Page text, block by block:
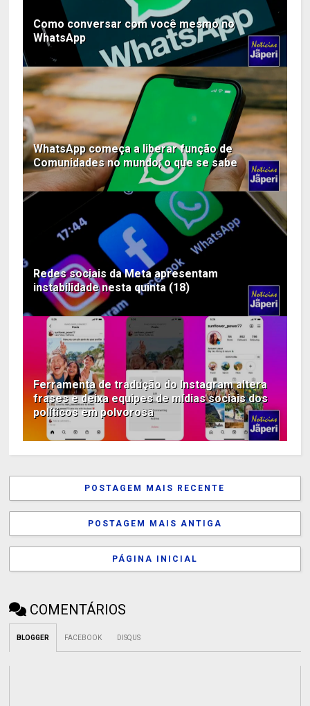
Como conversar com você mesmo no
WhatsApp
WhatsApp começa a liberar função de
Comunidades no mundo; o que se sabe
Redes sociais da Meta apresentam
instabilidade nesta quinta (18)
Ferramenta de tradução do Instagram altera
frases e deixa equipes de mídias sociais dos
políticos em polvorosa
POSTAGEM MAIS RECENTE
POSTAGEM MAIS ANTIGA
PÁGINA INICIAL
COMENTÁRIOS
BLOGGER FACEBOOK DISQUS